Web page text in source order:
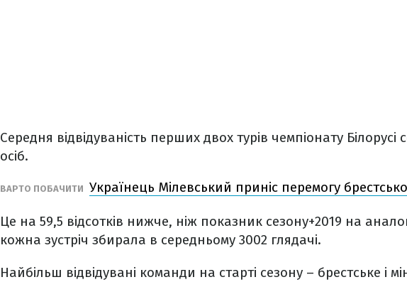
Середня відвідуваність перших двох турів чемпіонату Білорусі
осіб.
ВАРТО ПОБАЧИТИ Українець Мілевський приніс перемогу
Це на 59,5 відсотків нижче, ніж показник сезону+2019 на
кожна зустріч збирала в середньому 3002 глядачі.
Найбільш відвідувані команди на старті сезону – брестське і